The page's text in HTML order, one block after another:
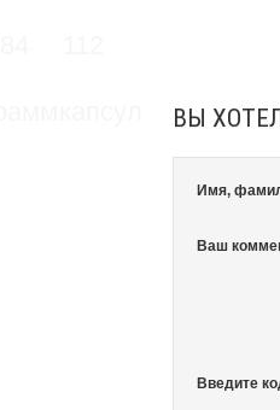
ВЫ
Имя,
Ваш
Введите